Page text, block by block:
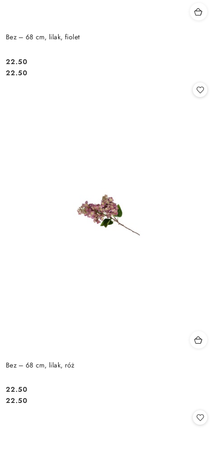
Bez – 68 cm, lilak, fiolet
Cena:
22.50
Cena:
22.50
Bez – 68 cm, lilak, róż
Cena:
22.50
Cena:
22.50